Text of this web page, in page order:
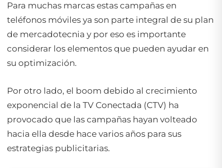
Para muchas marcas estas campañas en
teléfonos móviles ya son parte integral de su plan
de mercadotecnia y por eso es importante
considerar los elementos que pueden ayudar en
su optimización.
Por otro lado, el boom debido al crecimiento
exponencial de la TV Conectada (CTV) ha
provocado que las campañas hayan volteado
hacia ella desde hace varios años para sus
estrategias publicitarias.